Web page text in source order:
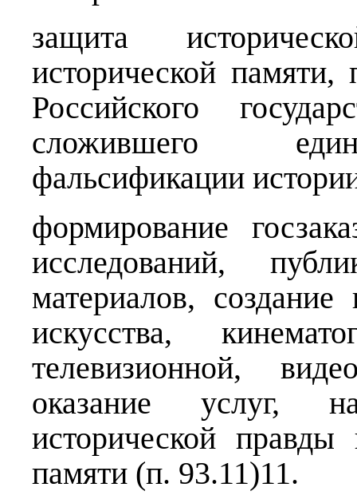
защита
исторической памяти,
Российского
сложившего
фальсификации
формирование
исследований,
материалов,
искусства,
телевизионной,
оказание услуг,
исторической правды
памяти (п. 93.11)11.